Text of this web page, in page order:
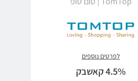
לפרטים נוספים
4.5% קאשבק